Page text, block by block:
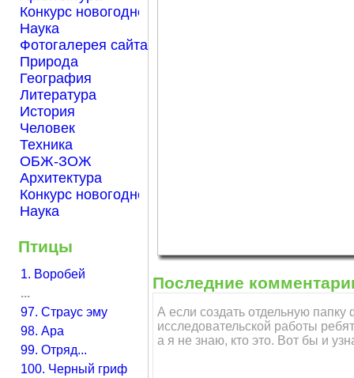
Конкурс новогодней открытки "Нарисуем Новый
Наука
Фотогалерея сайта Началка.com
Природа
География
Литература
История
Человек
Техника
ОБЖ-ЗОЖ
Архитектура
Конкурс новогодней открытки "Нарисуем Новый
Наука
Птицы
1. Воробей
...
97. Страус эму
98. Ара
99. Отряд...
100. Черный гриф
Последние
А если создать отдельную
исследовательской работы
а я не знаю, кто это. Вот бы и